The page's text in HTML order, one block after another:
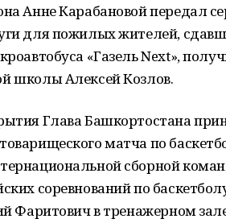
Анне Карабановой передал
для пожилых жителей,
«Газель Next»,
школы Алексей Козлов.
Глава Башкортостана
матча по
сборной
соревнований по
Фаритович в тренажерном